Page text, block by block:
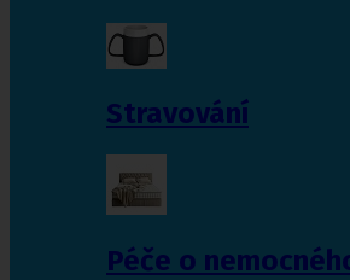
Stravování
Péče o